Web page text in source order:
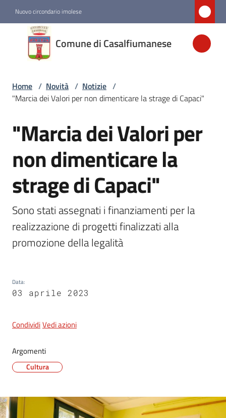
Nuovo circondario imolese
Comune di Casalfiumanese
Comune di
Casalfiumanese
Amministrazione
Menu selezionato
Servizi
Vivere
Casalfiumanese
Servizi
gli
argomenti
Home / Novità / Notizie /
"Marcia dei Valori per non dimenticare la strage di Capaci"
Salta al contenuto
"Marcia dei Valori per
non dimenticare la
strage di Capaci"
Sono stati assegnati i finanziamenti per la
realizzazione di progetti finalizzati alla
promozione della legalità
Data:
03 aprile 2023
CondividiVedi azioni
Argomenti
Cultura